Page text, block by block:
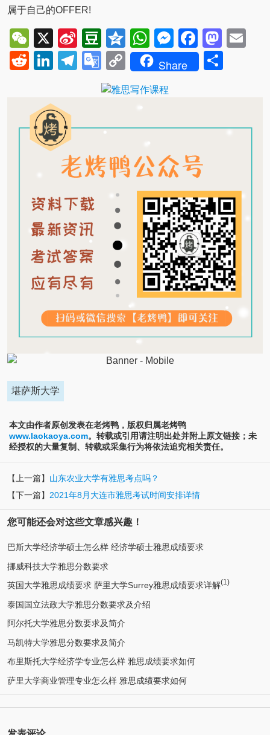
属于自己的OFFER!
WeChat
X
Sina
Weibo
Douban
QzoneWhatsApp
Messenger
RedditLinkedIn
Telegram
Google
Translate
Copy
Link
Share
堪萨斯大学
本文由作者原创发表在老烤鸭，版权归属老烤鸭
www.laokaoya.com。转载或引用请注明出处并附上原文链接；未
经授权的大量复制、转载或采集行为将依法追究相关责任。
【上一篇】 山东农业大学有雅思考点吗？
【下一篇】 2021年8月大连市雅思考试时间安排详情
您可能还会对这些文章感兴趣！
巴斯大学经济学硕士怎么样 经济学硕士雅思成绩要求
挪威科技大学雅思分数要求
英国大学雅思成绩要求 萨里大学Surrey雅思成绩要求详解(1)
泰国国立法政大学雅思分数要求及介绍
阿尔托大学雅思分数要求及简介
马凯特大学雅思分数要求及简介
布里斯托大学经济学专业怎么样 雅思成绩要求如何
萨里大学商业管理专业怎么样 雅思成绩要求如何